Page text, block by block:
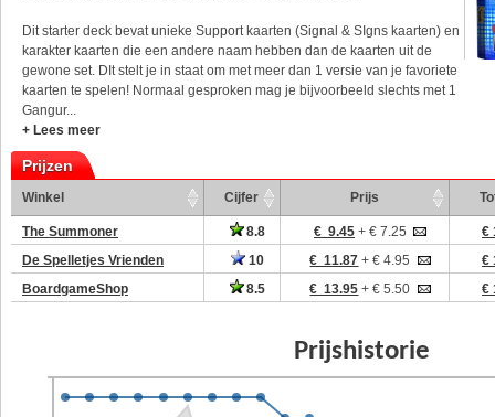
Dit starter deck bevat unieke Support kaarten (Signal & SIgns kaarten) en
karakter kaarten die een andere naam hebben dan de kaarten uit de
gewone set. DIt stelt je in staat om met meer dan 1 versie van je favoriete
kaarten te spelen! Normaal gesproken mag je bijvoorbeeld slechts met 1
Gangur...
+ Lees meer
Prijzen
Winkel Cijfer Prijs
The Summoner 8.8 € 9.45 + € 7.25
€
De Spelletjes Vrienden
10 € 11.87 + € 4.95
€
BoardgameShop
8.5 € 13.95 + € 5.50 €